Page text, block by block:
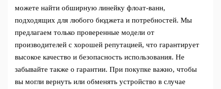
можете найти обширную линейку флоат-ванн,
подходящих для любого бюджета и потребностей. Мы
предлагаем только проверенные модели от
производителей с хорошей репутацией, что гарантирует
высокое качество и безопасность использования. Не
забывайте также о гарантии. При покупке важно, чтобы
вы могли вернуть или обменять устройство в случае